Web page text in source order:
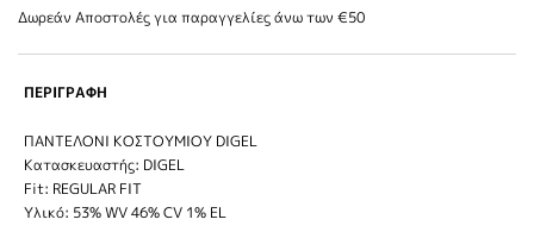
Δωρεάν Αποστολές για παραγγελίες άνω των €50
ΠΕΡΙΓΡΑΦΗ
ΠΑΝΤΕΛΟΝΙ ΚΟΣΤΟΥΜΙΟΥ DIGEL
Κατασκευαστής: DIGEL
Fit: REGULAR FIT
Υλικό: 53% WV 46% CV 1% EL